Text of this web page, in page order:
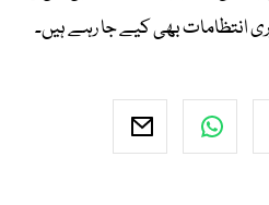
انتظامات بھی کیے جا رہے ہیں۔